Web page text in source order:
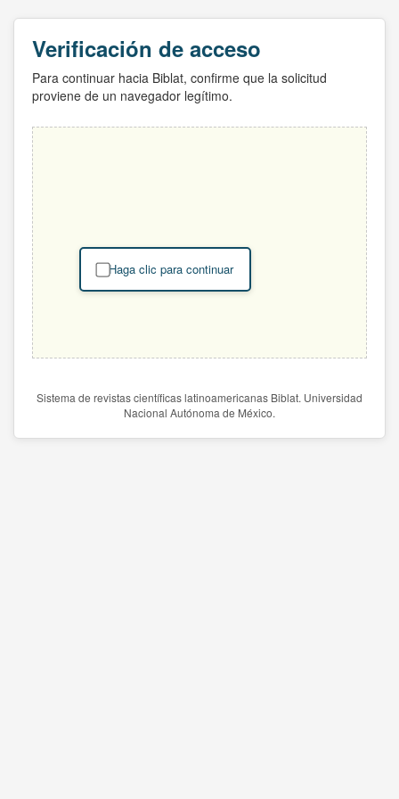
Verificación de acceso
Para continuar hacia Biblat, confirme que la solicitud
proviene de un navegador legítimo.
Haga clic para continuar
Sistema de revistas científicas latinoamericanas Biblat. Universidad
Nacional Autónoma de México.